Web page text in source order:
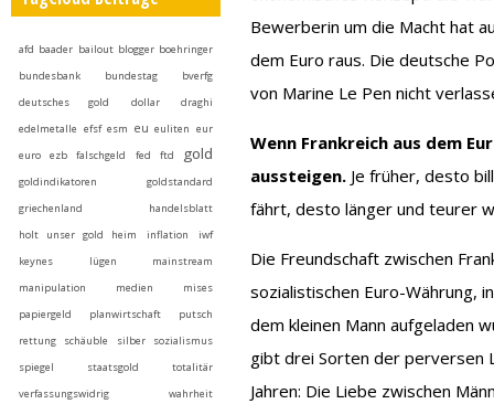
afd baader bailout blogger boehringer
bundesbank
bundestag
bverfg
deutsches gold
dollar
draghi
edelmetalle efsf esm eu euliten eur
euro
ezb falschgeld fed ftd gold
goldindikatoren
goldstandard
griechenland
handelsblatt
holt unser gold heim
inflation
iwf
keynes
lügen
mainstream
manipulation
medien
mises
papiergeld
planwirtschaft
putsch
rettung
schäuble silber
sozialismus
spiegel
staatsgold
totalitär
verfassungswidrig
wahrheit
Bewerberin um die Macht hat
dem Euro raus. Die deutsche
von Marine Le Pen nicht
Wenn Frankreich aus dem
aussteigen. Je früher, desto
fährt, desto länger und teurer
Die Freundschaft zwischen
sozialistischen Euro-Währung,
dem kleinen Mann aufgeladen
gibt drei Sorten der perversen
Jahren: Die Liebe zwischen